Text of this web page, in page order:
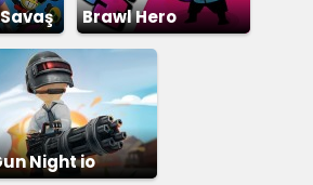
Brawl Hero
Night io